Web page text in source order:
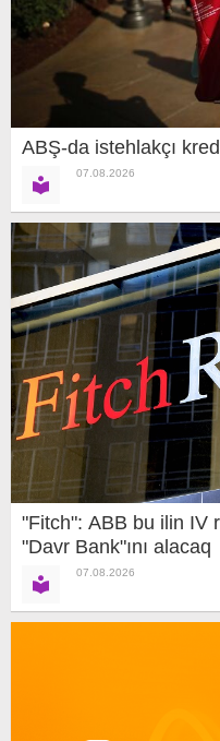
ABŞ-da istehlakçı
07.08.2026
"Fitch": ABB bu ilin IV
"Davr Bank"ını alacaq
07.08.2026